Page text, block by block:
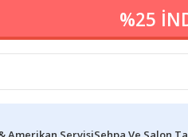
%25